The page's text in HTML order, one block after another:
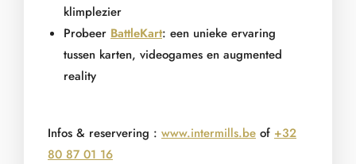
klimplezier
Probeer BattleKart: een unieke ervaring
tussen karten, videogames en augmented
reality
Infos & reservering : www.intermills.be of +32
80 87 01 16